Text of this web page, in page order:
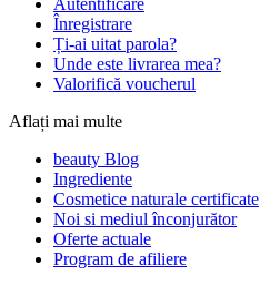
Autentificare
Înregistrare
Ți-ai uitat parola?
Unde este livrarea mea?
Valorifică voucherul
Aflați mai multe
beauty Blog
Ingrediente
Cosmetice naturale certificate
Noi si mediul înconjurător
Oferte actuale
Program de afiliere